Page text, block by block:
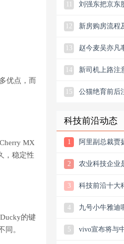
优点，而
MX
，稳定性
的键
同。
刘强东把京东
12
新房购房流程
13 赵今麦吴亦凡
14 新司机上路注
15 公猫绝育前后
科技前沿动态
1
阿里副总裁贾
2
农业科技企业
3
科技前沿十大
4
九号小牛雅迪
5
vivo宣布将与